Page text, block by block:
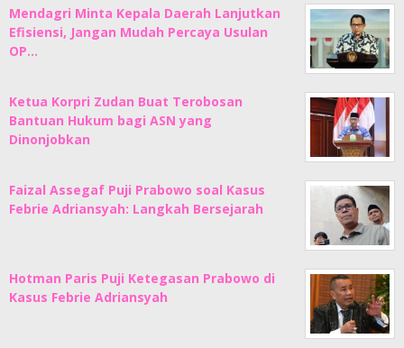
Mendagri Minta Kepala Daerah Lanjutkan
Efisiensi, Jangan Mudah Percaya Usulan
OP…
Ketua Korpri Zudan Buat Terobosan
Bantuan Hukum bagi ASN yang
Dinonjobkan
Faizal Assegaf Puji Prabowo soal Kasus
Febrie Adriansyah: Langkah Bersejarah
Hotman Paris Puji Ketegasan Prabowo di
Kasus Febrie Adriansyah